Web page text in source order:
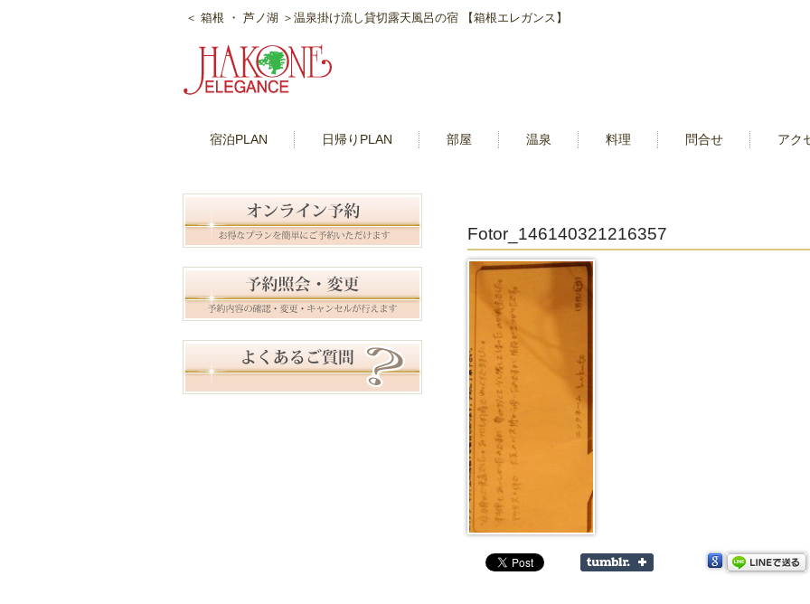
＜ 箱根 ・ 芦ノ湖 ＞温泉掛け流し貸切露天風呂の宿 【箱根エレガンス】
宿泊PLAN 日帰りPLAN 部屋 温泉 料理 問合せ アク
Fotor_146140321216357